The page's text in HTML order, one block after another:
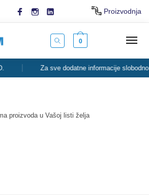
Proizvodnja
0
Za sve dodatne informacije slobodno nas
proizvoda u Vašoj listi želja